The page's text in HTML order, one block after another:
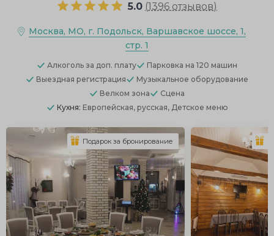
5.0 (1396 отзывов)
Москва, МО, г. Подольск, Варшавское шоссе, 1,
стр. 1
Алкоголь за доп. плату Парковка на 120 машин
Выездная регистрация
Музыкальное оборудование
Велком зона
Сцена
Кухня: Европейская, русская, Детское меню
Подарок за бронирование